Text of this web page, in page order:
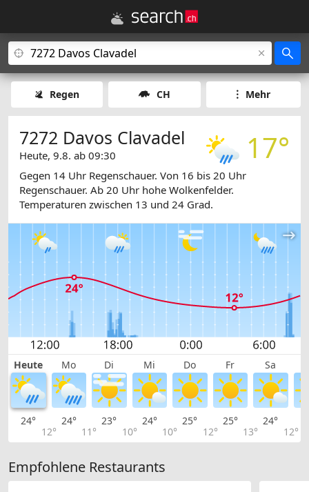
Regen CH Mehr
17°
7272 Davos Clavadel
Heute, 9.8. ab 09:30
Gegen 14 Uhr Regenschauer. Von 16 bis 20 Uhr
Regenschauer. Ab 20 Uhr hohe Wolkenfelder.
Temperaturen zwischen 13 und 24 Grad.
Heute Mo Di Mi Do Fr Sa
24°
12°
24°
11°
23°
10°
24°
10°
25°
12°
25°
13°
24°
12°
Empfohlene Restaurants